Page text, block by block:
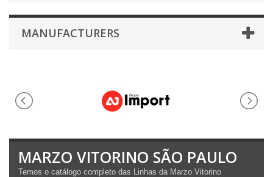
MANUFACTURERS
MARZO VITORINO SÃO PAULO
Temos o catálogo completo das Linhas da Marzo Vitorino